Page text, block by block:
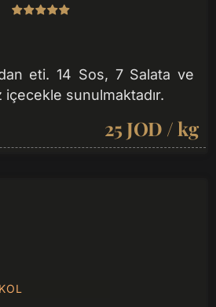
eti. 14 Sos, 7 Salata ve
sunulmaktadır.
25 JOD / kg